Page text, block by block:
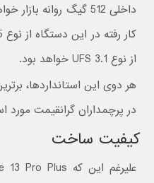
داخلی 512 گیگ روانه
از نوع UFS 3.1 خواهد بود.
هر دوی این استانداردها،
در پرچمداران گرانقیمت مورد
کیفیت ساخت